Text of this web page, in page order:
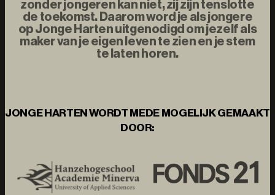
zonder jongeren kan niet, zij zijn tenslotte
de toekomst. Daarom word je als jongere
op Jonge Harten uitgenodigd om jezelf als
maker van je eigen leven te zien en je stem
te laten horen.
JONGE HARTEN WORDT MEDE MOGELIJK GEMAAKT
DOOR: